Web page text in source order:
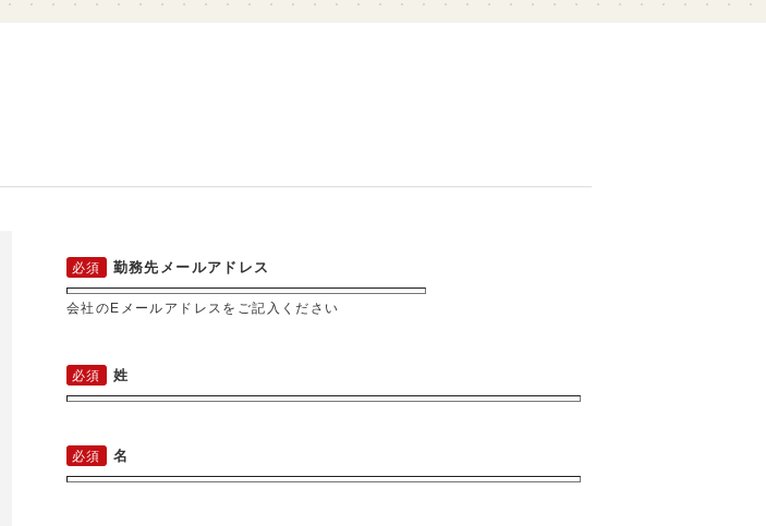
勤務先メールアドレス
会社のEメールアドレスをご記入ください
姓
名